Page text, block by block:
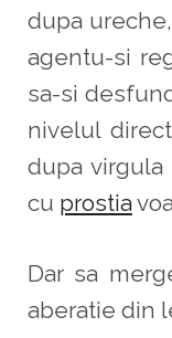
dupa
agentu-si
sa-si
nivelul
dupa
cu prostia
Dar sa
aberatie din